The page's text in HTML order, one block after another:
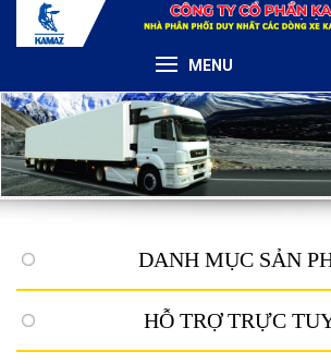
MENU
DANH MỤC SẢN
HỖ TRỢ TRỰC